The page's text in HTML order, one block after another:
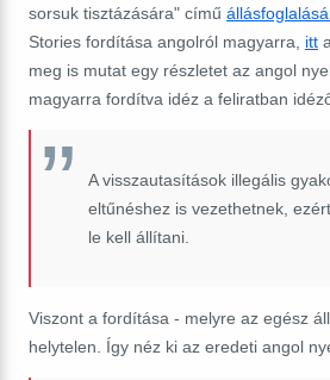
sorsuk tisztázására" című
Stories fordítása angolról magyarra, itt
meg is mutat egy részletet az angol
magyarra fordítva idéz a feliratban
A visszautasítások illegális
eltűnéshez is vezethetnek,
le kell állítani.
Viszont a fordítása - melyre az egész
helytelen. Így néz ki az eredeti angol